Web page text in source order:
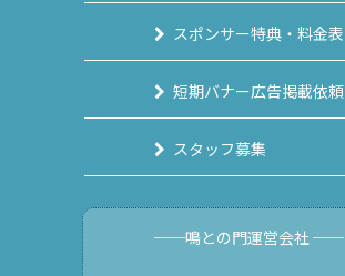
スポンサー特典・料金表
短期バナー広告掲載依頼
スタッフ募集
──鳴との門運営会社 ──